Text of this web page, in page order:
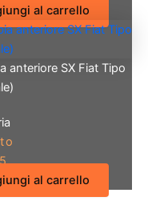
al carrello
anteriore SX Fiat Tipo
al carrello